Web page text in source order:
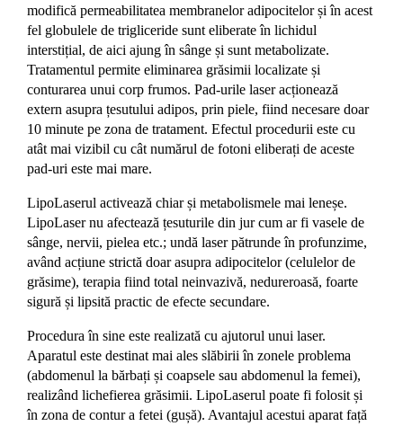
modifică permeabilitatea membranelor adipocitelor și în acest
fel globulele de trigliceride sunt eliberate în lichidul
interstițial, de aici ajung în sânge și sunt metabolizate.
Tratamentul permite eliminarea grăsimii localizate și
conturarea unui corp frumos. Pad-urile laser acționează
extern asupra țesutului adipos, prin piele, fiind necesare doar
10 minute pe zona de tratament. Efectul procedurii este cu
atât mai vizibil cu cât numărul de fotoni eliberați de aceste
pad-uri este mai mare.
LipoLaserul activează chiar și metabolismele mai leneșe.
LipoLaser nu afectează țesuturile din jur cum ar fi vasele de
sânge, nervii, pielea etc.; undă laser pătrunde în profunzime,
având acțiune strictă doar asupra adipocitelor (celulelor de
grăsime), terapia fiind total neinvazivă, nedureroasă, foarte
sigură și lipsită practic de efecte secundare.
Procedura în sine este realizată cu ajutorul unui laser.
Aparatul este destinat mai ales slăbirii în zonele problema
(abdomenul la bărbați și coapsele sau abdomenul la femei),
realizând lichefierea grăsimii. LipoLaserul poate fi folosit și
în zona de contur a fetei (gușă). Avantajul acestui aparat față